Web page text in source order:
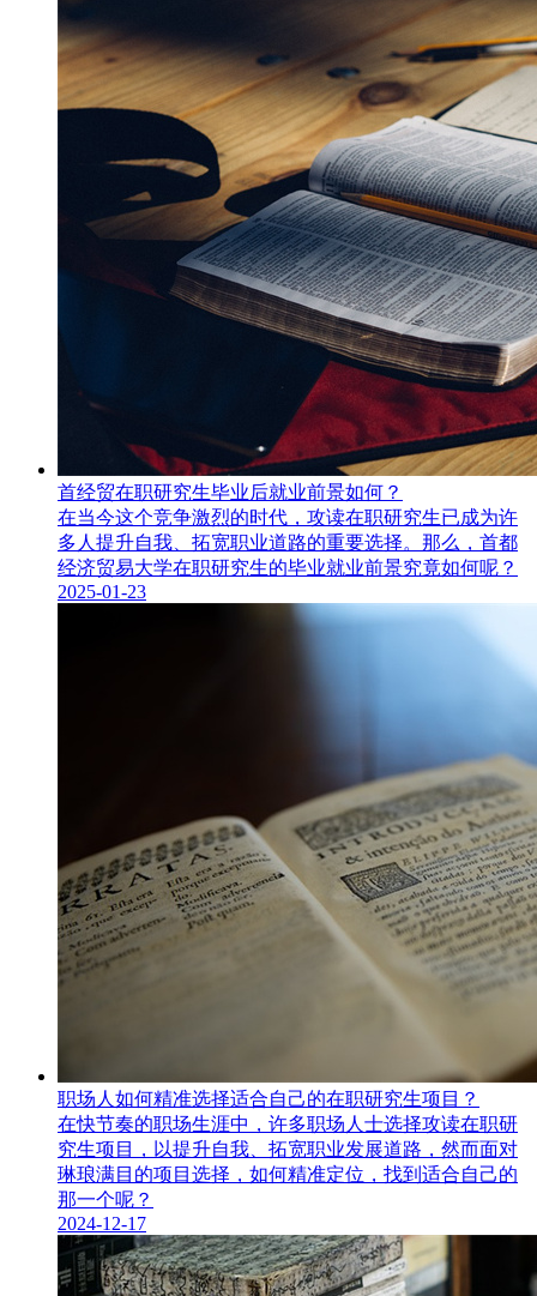
首经贸在职研究生毕业后就业前景如何？
在当今这个竞争激烈的时代，攻读在职研究生已成为许
多人提升自我、拓宽职业道路的重要选择。那么，首都
经济贸易大学在职研究生​的毕业就业前景究竟如何呢？
2025-01-23
职场人如何精准选择适合自己的在职研究生项目？
在快节奏的职场生涯中，许多职场人士选择攻读在职研
究生​项目，以提升自我、拓宽职业发展道路，然而面对
琳琅满目的项目选择，如何精准定位，找到适合自己的
那一个呢？
2024-12-17